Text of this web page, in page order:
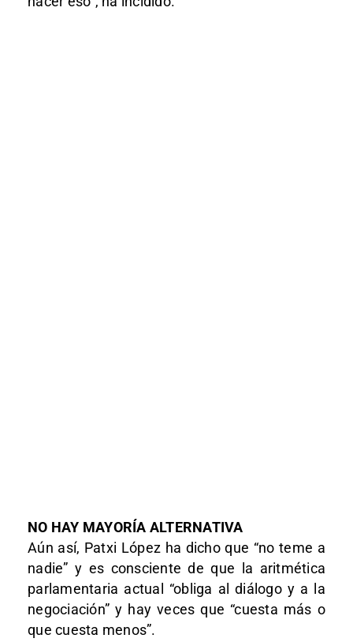
NO HAY MAYORÍA ALTERNATIVA
Aún así, Patxi López ha dicho que “no teme a
nadie” y es consciente de que la aritmética
parlamentaria actual “obliga al diálogo y a la
negociación” y hay veces que “cuesta más o
que cuesta menos”.